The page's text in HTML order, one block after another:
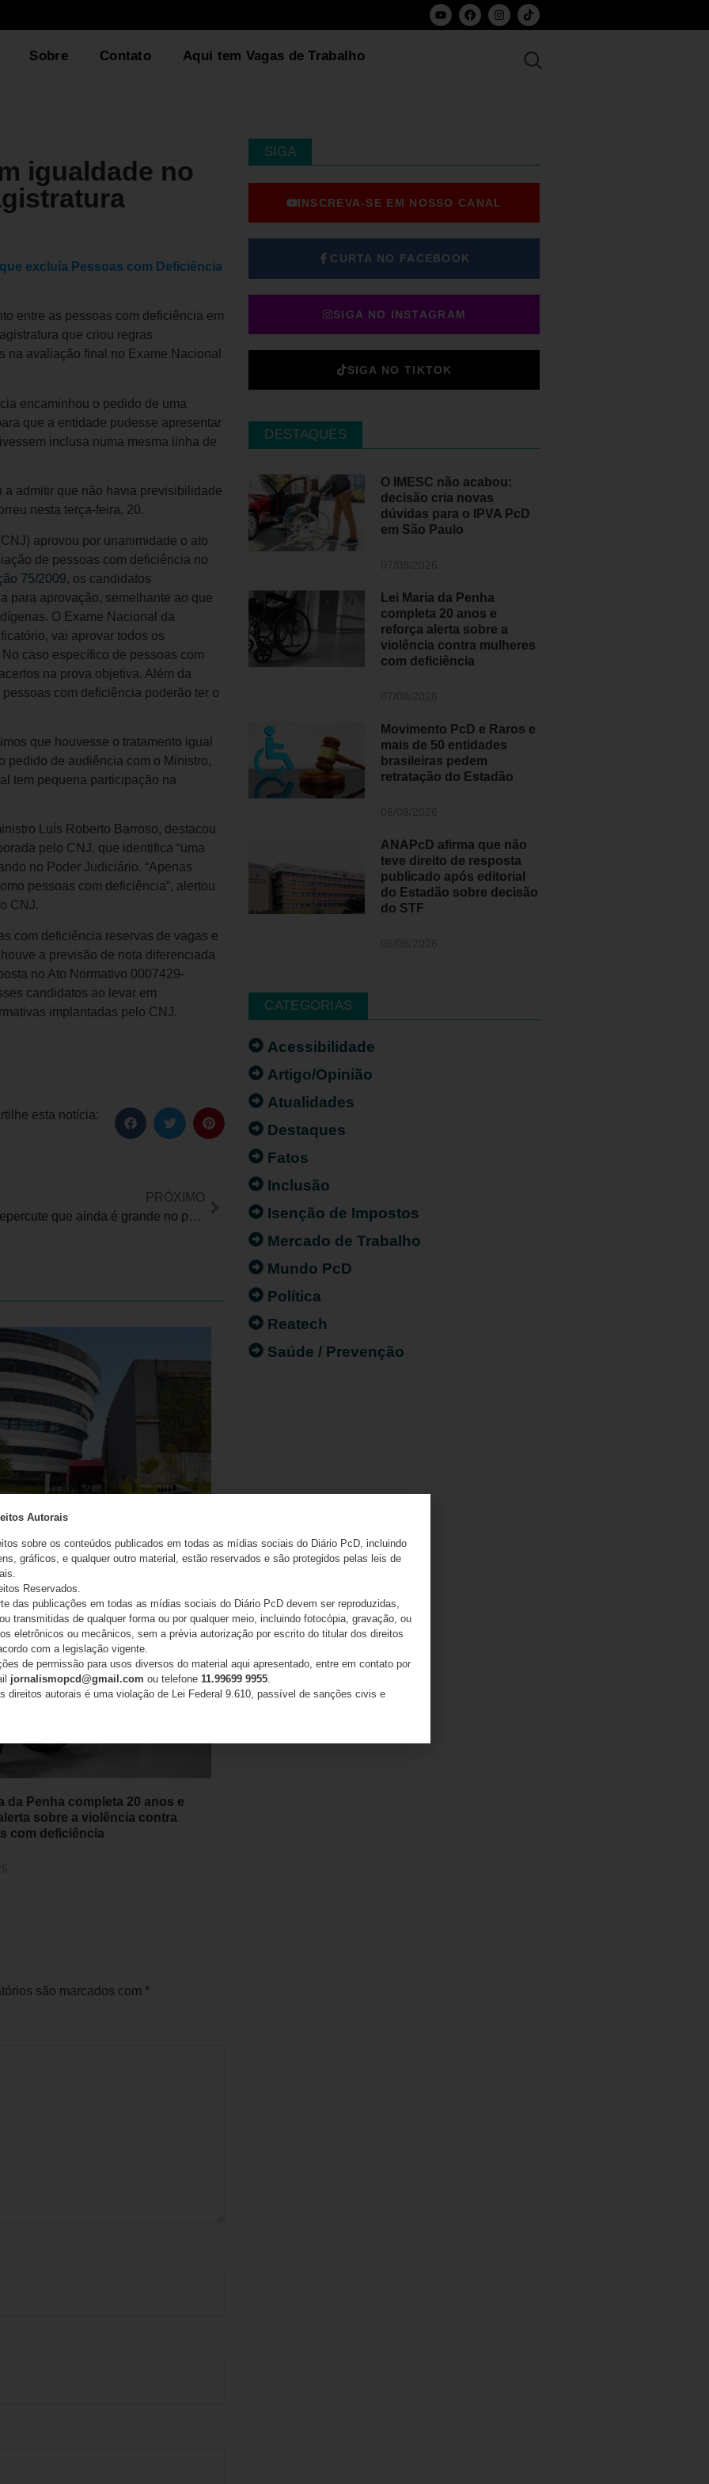
Sobre Contato Aqui tem Vagas de Trabalho
igualdade no
excluía Pessoas com Deficiência
entre as pessoas com deficiência em
que criou regras
na avaliação final no Exame Nacional
encaminhou o pedido de uma
que a entidade pudesse apresentar
inclusa numa mesma linha de
admitir que não havia previsibilidade
nesta terça-feira, 20.
aprovou por unanimidade o ato
de pessoas com deficiência no
75/2009, os candidatos
para aprovação, semelhante ao que
O Exame Nacional da
vai aprovar todos os
caso específico de pessoas com
na prova objetiva. Além da
com deficiência poderão ter o
que houvesse o tratamento igual
pedido de audiência com o Ministro,
tem pequena participação na
Luís Roberto Barroso, destacou
pelo CNJ, que identifica “uma
no Poder Judiciário. “Apenas
pessoas com deficiência”, alertou
CNJ.
com deficiência reservas de vagas e
a previsão de nota diferenciada
no Ato Normativo 0007429-
candidatos ao levar em
implantadas pelo CNJ.
esta notícia:
PRÓXIMO
Imprensa repercute que ainda é grande no país o desafio de passageiro com mobilidade reduzida
50 anos da primeira medalha do
história dos Jogos Paralímpicos
da Penha completa 20 anos e
sobre a violência contra
com deficiência
são marcados com *
SIGA
INSCREVA-SE EM NOSSO CANAL
CURTA NO FACEBOOK
SIGA NO INSTAGRAM
SIGA NO TIKTOK
DESTAQUES
O IMESC não acabou:
decisão cria novas
dúvidas para o IPVA PcD
em São Paulo
Lei Maria da Penha
completa 20 anos e
reforça alerta sobre a
violência contra mulheres
com deficiência
Movimento PcD e Raros e
mais de 50 entidades
brasileiras pedem
retratação do Estadão
ANAPcD afirma que não
teve direito de resposta
publicado após editorial
do Estadão sobre decisão
do STF
CATEGORIAS
Acessibilidade
Artigo/Opinião
Atualidades
Destaques
Fatos
Inclusão
Isenção de Impostos
Mercado de Trabalho
Mundo PcD
Política
Reatech
Saúde / Prevenção
Autorais
sobre os conteúdos publicados em todas as mídias sociais do Diário PcD, incluindo
gráficos, e qualquer outro material, estão reservados e são protegidos pelas leis de
Reservados.
das publicações em todas as mídias sociais do Diário PcD devem ser reproduzidas,
transmitidas de qualquer forma ou por qualquer meio, incluindo fotocópia, gravação, ou
eletrônicos ou mecânicos, sem a prévia autorização por escrito do titular dos direitos
com a legislação vigente.
de permissão para usos diversos do material aqui apresentado, entre em contato por
jornalismopcd@gmail.com ou telefone 11.99699 9955.
direitos autorais é uma violação de Lei Federal 9.610, passível de sanções civis e